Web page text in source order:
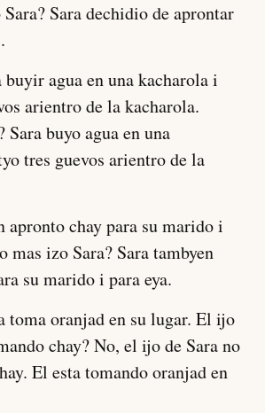
Sara dechidio de aprontar
buyir agua en una kacharola i
arientro de la kacharola.
buyo agua en una
tres guevos arientro de la
apronto chay para su marido i
mas izo Sara? Sara tambyen
su marido i para eya.
toma oranjad en su lugar. El ijo
chay? No, el ijo de Sara no
El esta tomando oranjad en